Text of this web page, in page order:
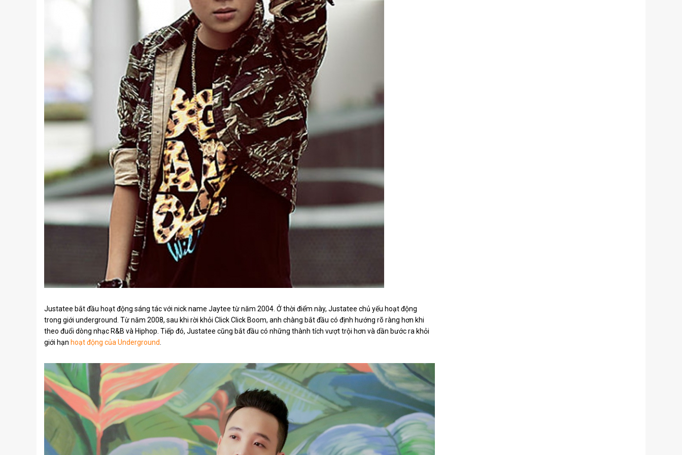
Justatee bắt đầu hoạt động sáng tác với nick name Jaytee từ năm 2004. Ở thời điểm này, Justatee chủ yếu hoạt động
trong giới underground. Từ năm 2008, sau khi rời khỏi Click Click Boom, anh chàng bắt đầu có định hướng rõ ràng hơn khi
theo đuổi dòng nhạc R&B và Hiphop. Tiếp đó, Justatee cũng bắt đầu có những thành tích vượt trội hơn và dần bước ra khỏi
giới hạn hoạt động của Underground.